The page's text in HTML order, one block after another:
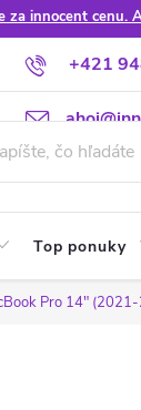
za innocent cenu.
+421
Poradňa Apple
Top ponuky
Pro 14"